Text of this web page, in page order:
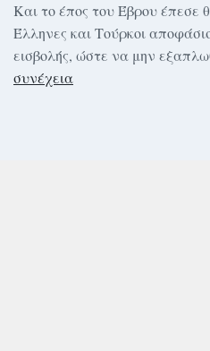
Log in
Και το έπος του Έβρου έπεσε
Έλληνες και Τούρκοι
εισβολής, ώστε να μην
συνέχεια